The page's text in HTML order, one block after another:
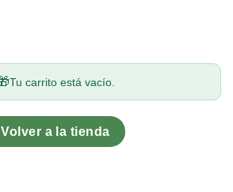
Tu carrito está vacío.
Volver a la tienda